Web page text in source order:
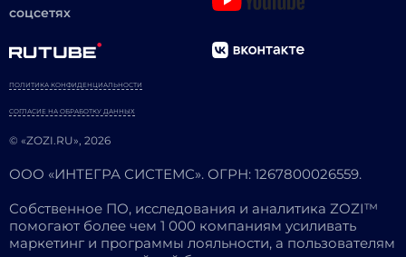
соцсетях
© «ZOZI.RU», 2026
ПОЛИТИКА КОНФИДЕНЦИАЛЬНОСТИ
СОГЛАСИЕ НА ОБРАБОТКУ ДАННЫХ
ООО «ИНТЕГРА СИСТЕМС». ОГРН: 1267800026559.
Собственное ПО, исследования и аналитика ZOZI™
помогают более чем 1 000 компаниям усиливать
маркетинг и программы лояльности, а пользователям